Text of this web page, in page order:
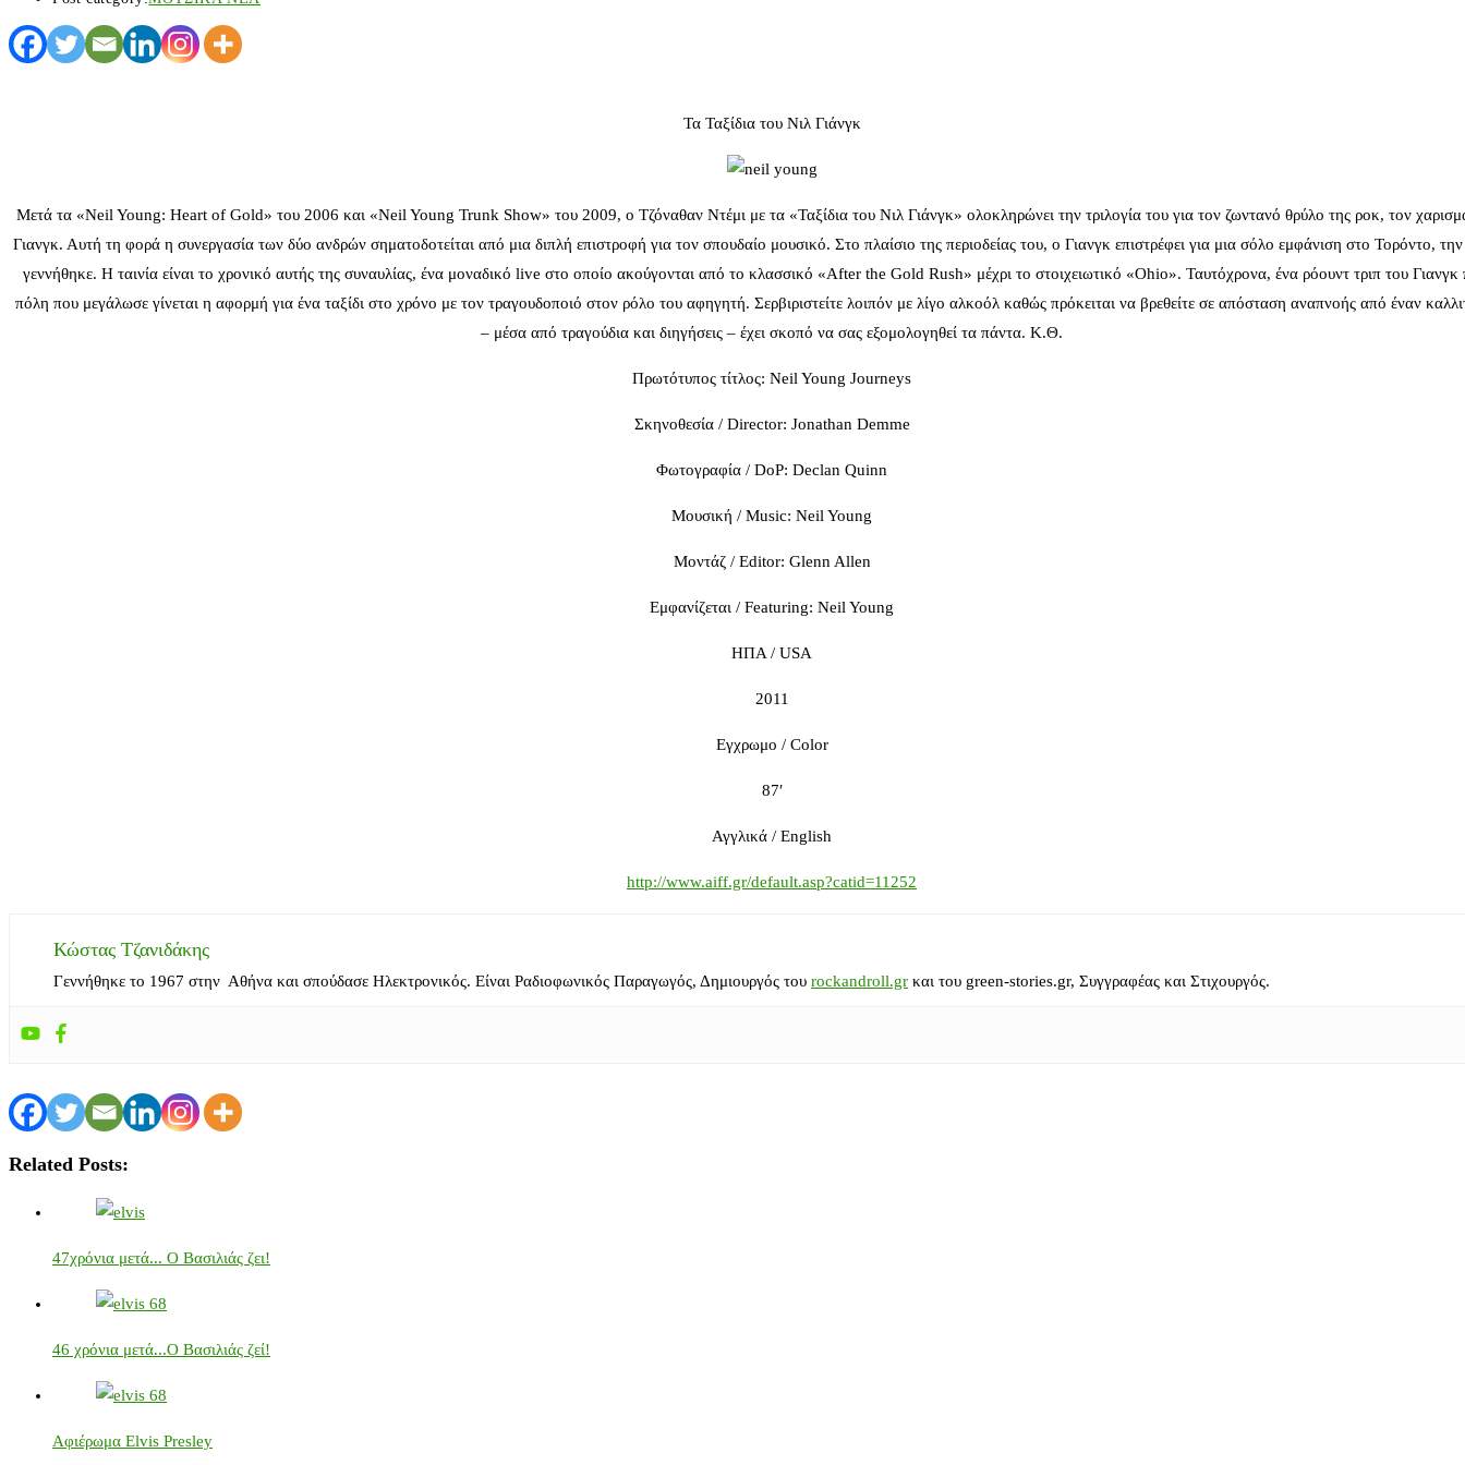
Τα Ταξίδια του Νιλ Γιάνγκ
Μετά τα «Neil Young: Heart of Gold» του 2006 και «Neil Young Trunk Show» του 2009, ο Τζόναθαν Ντέμι με τα «Ταξίδια του Νιλ Γιάνγκ» ολοκληρώνει την τριλογία του για τον ζωντανό θρύλο της ροκ, τον
Γιανγκ. Αυτή τη φορά η συνεργασία των δύο ανδρών σηματοδοτείται από μια διπλή επιστροφή για τον σπουδαίο μουσικό. Στο πλαίσιο της περιοδείας του, ο Γιανγκ επιστρέφει για μια σόλο εμφάνιση στο Τορόντο,
γεννήθηκε. Η ταινία είναι το χρονικό αυτής της συναυλίας, ένα μοναδικό live στο οποίο ακούγονται από το κλασσικό «After the Gold Rush» μέχρι το στοιχειωτικό «Ohio». Ταυτόχρονα, ένα ρόουντ τριπ του Γιανγκ
πόλη που μεγάλωσε γίνεται η αφορμή για ένα ταξίδι στο χρόνο με τον τραγουδοποιό στον ρόλο του αφηγητή. Σερβιριστείτε λοιπόν με λίγο αλκοόλ καθώς πρόκειται να βρεθείτε σε απόσταση αναπνοής από έναν
– μέσα από τραγούδια και διηγήσεις – έχει σκοπό να σας εξομολογηθεί τα πάντα. Κ.Θ.
Πρωτότυπος τίτλος: Neil Young Journeys
Σκηνοθεσία / Director: Jonathan Demme
Φωτογραφία / DoP: Declan Quinn
Μουσική / Music: Neil Young
Μοντάζ / Editor: Glenn Allen
Εμφανίζεται / Featuring: Neil Young
ΗΠΑ / USA
2011
Εγχρωμο / Color
87′
Αγγλικά / English
http://www.aiff.gr/default.asp?catid=11252
Κώστας Τζανιδάκης
Γεννήθηκε το 1967 στην Αθήνα και σπούδασε Ηλεκτρονικός. Είναι Ραδιοφωνικός Παραγωγός, Δημιουργός του rockandroll.gr και του green-stories.gr, Συγγραφέας και Στιχουργός.
Related Posts:
47χρόνια μετά... Ο Βασιλιάς ζει!
46 χρόνια μετά...Ο Βασιλιάς ζεί!
Αφιέρωμα Elvis Presley